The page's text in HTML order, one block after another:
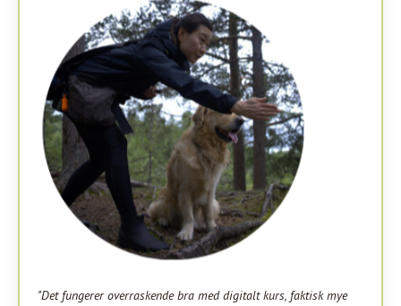
"Det fungerer overraskende bra med digitalt kurs, faktisk mye